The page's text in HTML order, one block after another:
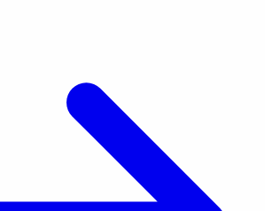
plantea un pago único de